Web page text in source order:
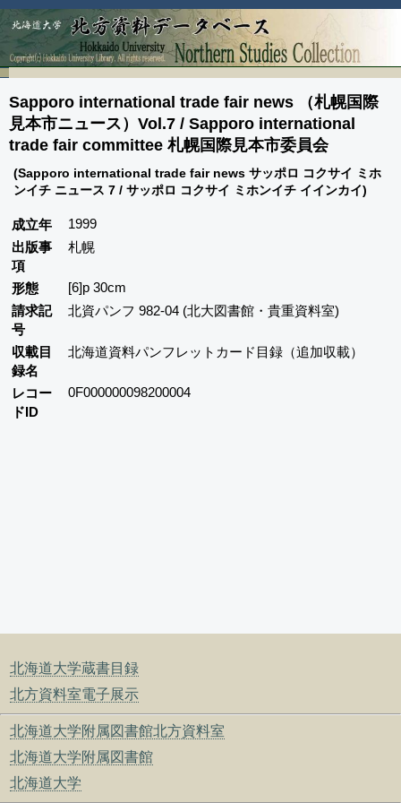
北海道大学蔵書目録
北方資料室電子展示
北海道大学附属図書館北方資料室
北海道大学附属図書館
北海道大学
Sapporo international trade fair news （札幌国際
見本市ニュース）Vol.7 / Sapporo international
trade fair committee 札幌国際見本市委員会
(Sapporo international trade fair news サッポロ コクサイ ミホ
ンイチ ニュース 7 / サッポロ コクサイ ミホンイチ イインカイ)
成立年
1999
出版事
項
札幌
形態
[6]p 30cm
請求記
号
北資パンフ 982-04 (北大図書館・貴重資料室)
収載目
録名
北海道資料パンフレットカード目録（追加収載）
レコー
ドID
0F000000098200004